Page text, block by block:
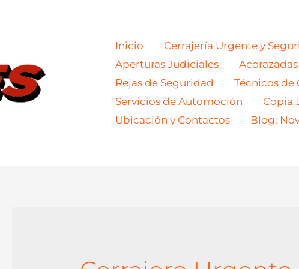
Inicio
Cerrajería Urgente y
Aperturas Judiciales
Rejas de Seguridad
Técnicos de
Servicios de Automoción
Copia
Ubicación y Contactos
Blog: